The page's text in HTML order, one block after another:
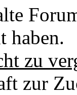
haben.
zu
zur